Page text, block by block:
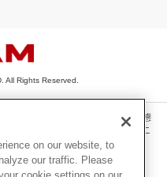
All Rights Reserved.
・写真・動画・音声等を、手段や形態
で複製、転載、ファイル化などするこ
だけない場合があります。
on our website, to
our traffic. Please